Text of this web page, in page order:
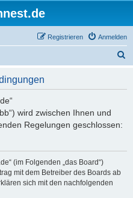
Anmelden
Registrieren
wird zwischen Ihnen und
Regelungen geschlossen:
(im Folgenden „das Board“)
mit dem Betreiber des Boards ab
sich mit den nachfolgenden